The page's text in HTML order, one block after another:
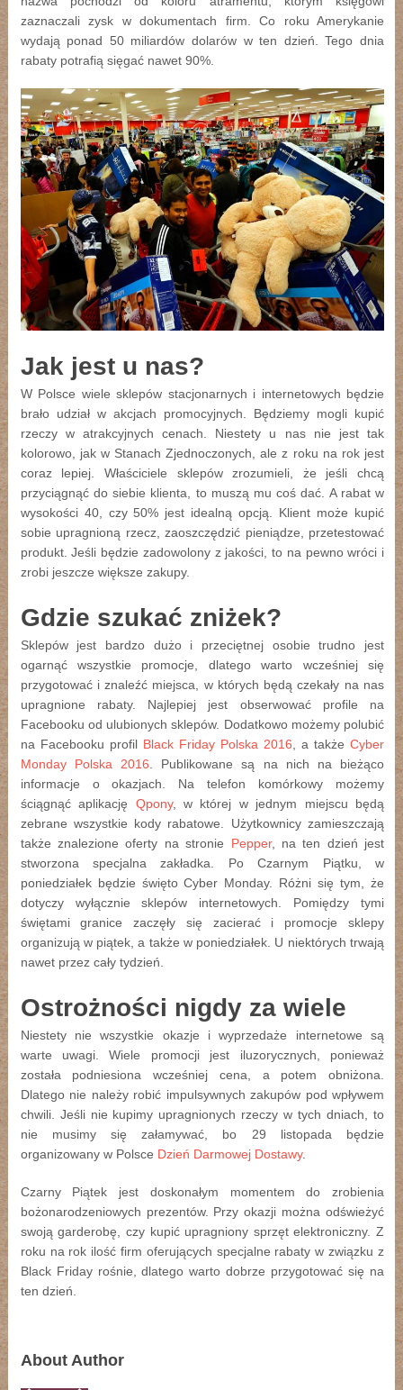
zaznaczali zysk w dokumentach firm. Co roku Amerykanie
wydają ponad 50 miliardów dolarów w ten dzień. Tego dnia
rabaty potrafią sięgać nawet 90%.
Jak jest u nas?
W Polsce wiele sklepów stacjonarnych i internetowych będzie
brało udział w akcjach promocyjnych. Będziemy mogli kupić
rzeczy w atrakcyjnych cenach. Niestety u nas nie jest tak
kolorowo, jak w Stanach Zjednoczonych, ale z roku na rok jest
coraz lepiej. Właściciele sklepów zrozumieli, że jeśli chcą
przyciągnąć do siebie klienta, to muszą mu coś dać. A rabat w
wysokości 40, czy 50% jest idealną opcją. Klient może kupić
sobie upragnioną rzecz, zaoszczędzić pieniądze, przetestować
produkt. Jeśli będzie zadowolony z jakości, to na pewno wróci i
zrobi jeszcze większe zakupy.
Gdzie szukać zniżek?
Sklepów jest bardzo dużo i przeciętnej osobie trudno jest
ogarnąć wszystkie promocje, dlatego warto wcześniej się
przygotować i znaleźć miejsca, w których będą czekały na nas
upragnione rabaty. Najlepiej jest obserwować profile na
Facebooku od ulubionych sklepów. Dodatkowo możemy polubić
na Facebooku profil Black Friday Polska 2016, a także Cyber
Monday Polska 2016. Publikowane są na nich na bieżąco
informacje o okazjach. Na telefon komórkowy możemy
ściągnąć aplikację Qpony, w której w jednym miejscu będą
zebrane wszystkie kody rabatowe. Użytkownicy zamieszczają
także znalezione oferty na stronie Pepper, na ten dzień jest
stworzona specjalna zakładka. Po Czarnym Piątku, w
poniedziałek będzie święto Cyber Monday. Różni się tym, że
dotyczy wyłącznie sklepów internetowych. Pomiędzy tymi
świętami granice zaczęły się zacierać i promocje sklepy
organizują w piątek, a także w poniedziałek. U niektórych trwają
nawet przez cały tydzień.
Ostrożności nigdy za wiele
Niestety nie wszystkie okazje i wyprzedaże internetowe są
warte uwagi. Wiele promocji jest iluzorycznych, ponieważ
została podniesiona wcześniej cena, a potem obniżona.
Dlatego nie należy robić impulsywnych zakupów pod wpływem
chwili. Jeśli nie kupimy upragnionych rzeczy w tych dniach, to
nie musimy się załamywać, bo 29 listopada będzie
organizowany w Polsce Dzień Darmowej Dostawy.
Czarny Piątek jest doskonałym momentem do zrobienia
bożonarodzeniowych prezentów. Przy okazji można odświeżyć
swoją garderobę, czy kupić upragniony sprzęt elektroniczny. Z
roku na rok ilość firm oferujących specjalne rabaty w związku z
Black Friday rośnie, dlatego warto dobrze przygotować się na
ten dzień.
About Author